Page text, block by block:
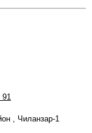
, Чиланзар-1